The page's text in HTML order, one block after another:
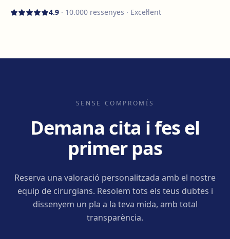
4.9 · 10.000 ressenyes · Excel·lent
SENSE COMPROMÍS
Demana cita i fes el
primer pas
Reserva una valoració personalitzada amb el nostre
equip de cirurgians. Resolem tots els teus dubtes i
dissenyem un pla a la teva mida, amb total
transparència.